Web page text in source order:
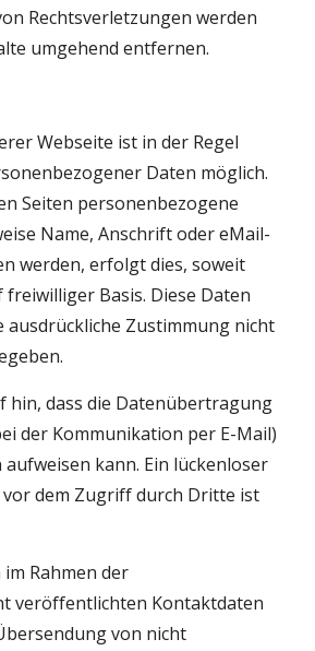
Rechtsverletzungen werden
umgehend entfernen.
Webseite ist in der Regel
Daten möglich.
Seiten personenbezogene
Name, Anschrift oder eMail-
werden, erfolgt dies, soweit
Basis. Diese Daten
ausdrückliche Zustimmung nicht
hin, dass die Datenübertragung
der Kommunikation per E-Mail)
kann. Ein lückenloser
vor dem Zugriff durch Dritte ist
Rahmen der
veröffentlichten Kontaktdaten
von nicht